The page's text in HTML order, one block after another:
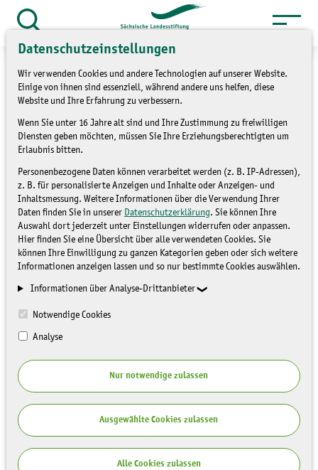
Datenschutzeinstellungen
Wir verwenden Cookies und andere Technologien auf unserer Website.
Einige von ihnen sind essenziell, während andere uns helfen, diese
Website und Ihre Erfahrung zu verbessern.
Wenn Sie unter 16 Jahre alt sind und Ihre Zustimmung zu freiwilligen
Diensten geben möchten, müssen Sie Ihre Erziehungsberechtigten um
Erlaubnis bitten.
Personenbezogene Daten können verarbeitet werden (z. B. IP-Adressen),
z. B. für personalisierte Anzeigen und Inhalte oder Anzeigen- und
Inhaltsmessung. Weitere Informationen über die Verwendung Ihrer
Daten finden Sie in unserer Datenschutzerklärung. Sie können Ihre
Auswahl dort jederzeit unter Einstellungen widerrufen oder anpassen.
Hier finden Sie eine Übersicht über alle verwendeten Cookies. Sie
können Ihre Einwilligung zu ganzen Kategorien geben oder sich weitere
Informationen anzeigen lassen und so nur bestimmte Cookies auswählen.
Informationen über Analyse-Drittanbieter
Notwendige Cookies
Analyse
Nur notwendige zulassen
Ausgewählte Cookies zulassen
Alle Cookies zulassen
Zum
Inhalt
springen
öffnen
Service » Presse und Medien
» Pressemitteilungen
Biologische Vielfalt
erkunden, erleben,
schützen
PRESSEMITTEILUNGEN